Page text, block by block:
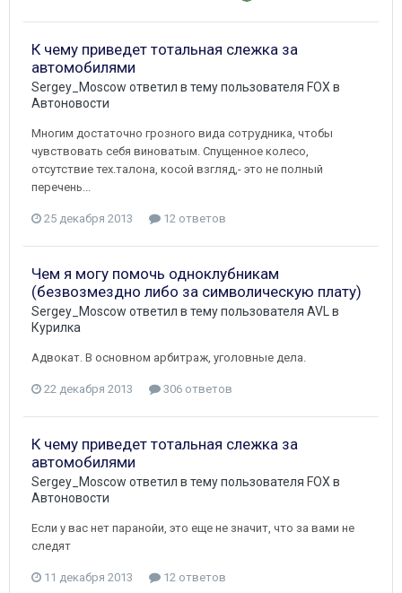
К чему приведет тотальная слежка за
автомобилями
Sergey_Moscow ответил в тему пользователя FOX в
Автоновости
Многим достаточно грозного вида сотрудника, чтобы
чувствовать себя виноватым. Спущенное колесо,
отсутствие тех.талона, косой взгляд,- это не полный
перечень...
25 декабря 2013 12 ответов
Чем я могу помочь одноклубникам
(безвозмездно либо за символическую плату)
Sergey_Moscow ответил в тему пользователя AVL
в
Курилка
Адвокат. В основном арбитраж, уголовные дела.
22 декабря 2013 306 ответов
К чему приведет тотальная слежка за
автомобилями
Sergey_Moscow ответил в тему пользователя FOX в
Автоновости
Если у вас нет паранойи, это еще не значит, что за вами не
следят
11 декабря 2013 12 ответов